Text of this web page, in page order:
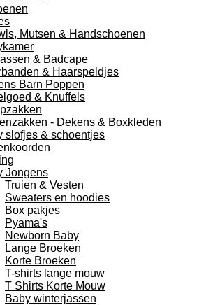
Mutsen & Handschoenen
& Badcape
& Haarspeldjes
Barn Poppen
& Knuffels
- Dekens & Boxkleden
slofjes & schoentjes
Jongens
Truien & Vesten
Sweaters en hoodies
Box pakjes
Pyama's
Newborn Baby
Lange Broeken
Korte Broeken
T-shirts lange mouw
T Shirts Korte Mouw
Baby winterjassen